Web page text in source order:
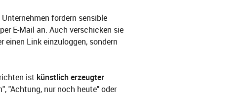
fordern sensible
per E-Mail an. Auch verschicken sie
einen Link einzuloggen, sondern
ist künstlich erzeugter
"Achtung, nur noch heute" oder